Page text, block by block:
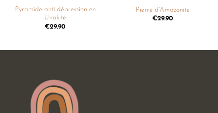
Pyramide anti dépression en
Unakite
€29.90
Pierre d’Amazonite
€29.90